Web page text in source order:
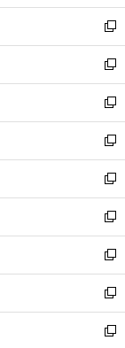
ウ
で
開
く
ン
ド
ウ
で
開
く
新
し
い
ウ
ィ
ン
ド
ウ
で
開
く
新
し
い
ウ
ィ
ン
ド
ウ
で
開
く
新
し
い
ウ
ィ
ン
ド
ウ
で
開
く
新
し
い
ウ
ィ
ン
ド
ウ
で
開
く
新
し
い
ウ
ィ
ン
ド
ウ
で
新
し
い
ウ
ィ
ン
ド
新
し
い
ウ
ィ
新
し
い
新